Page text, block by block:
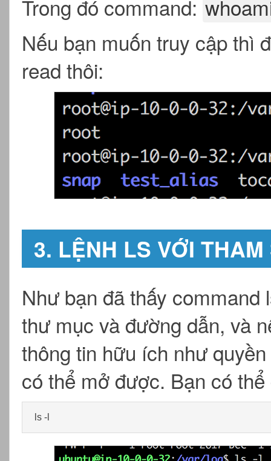
Trong đó command:
Nếu bạn muốn truy cập thì
read thôi:
3. LỆNH LS VỚI
Như bạn đã thấy
thư mục và đường dẫn, và
thông tin hữu ích như
có thể mở được. Bạn có
ls -l